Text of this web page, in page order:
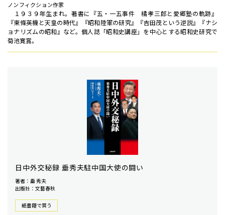
ノンフィクション作家
１９３９年生まれ。著書に『五・一五事件 橘孝三郎と愛郷塾の軌跡』
『東條英機と天皇の時代』『昭和陸軍の研究』『吉田茂という逆説』『ナシ
ョナリズムの昭和』など。個人誌「昭和史講座」を中心とする昭和史研究で
菊池寛賞。
日中外交秘録 垂秀夫駐中国大使の闘い
著者：垂 秀夫
出版社：文藝春秋
紙書籍で買う